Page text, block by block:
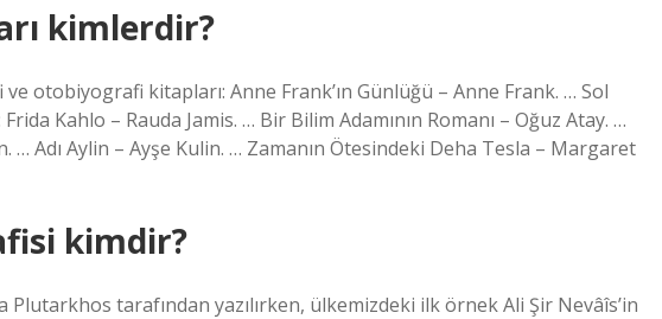
kimlerdir?
otobiyografi kitapları: Anne Frank’ın Günlüğü – Anne Frank. … Sol
Kahlo – Rauda Jamis. … Bir Bilim Adamının Romanı – Oğuz Atay. …
… Adı Aylin – Ayşe Kulin. … Zamanın Ötesindeki Deha Tesla – Margaret
kimdir?
tarafından yazılırken, ülkemizdeki ilk örnek Ali Şir Nevâîs’in